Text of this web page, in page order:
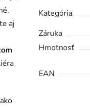
aj
Kategória
Záruka
Hmotnosť
EAN